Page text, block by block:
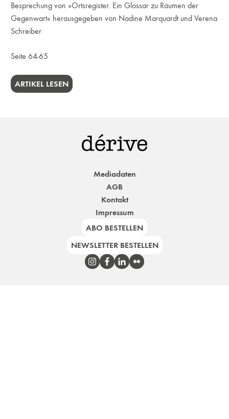
Besprechung von »Ortsregister. Ein Glossar zu Räumen der
Gegenwart« herausgegeben von Nadine Marquardt und Verena
Schreiber
Seite 64-65
ARTIKEL LESEN
Mediadaten
AGB
Kontakt
Impressum
ABO BESTELLEN
NEWSLETTER BESTELLEN